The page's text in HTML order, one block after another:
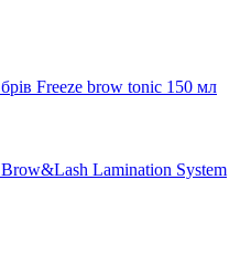
Freeze brow tonic 150 мл